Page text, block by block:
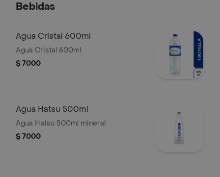
Bebidas
Agua Cristal 600ml
Agua Cristal 600ml
$ 7000
Agua Hatsu 500ml
Agua Hatsu 500ml mineral
$ 7000